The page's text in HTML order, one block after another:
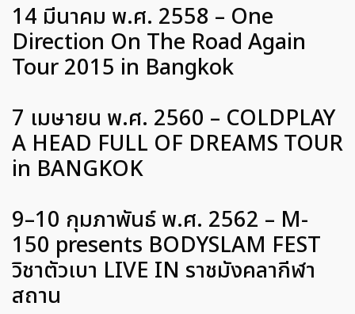
14 มีนาคม พ.ศ. 2558 – One
Direction On The Road Again
Tour 2015 in Bangkok
7 เมษายน พ.ศ. 2560 – COLDPLAY
A HEAD FULL OF DREAMS TOUR
in BANGKOK
9–10 กุมภาพันธ์ พ.ศ. 2562 – M-
150 presents BODYSLAM FEST
วิชาตัวเบา LIVE IN ราชมังคลากีฬา
สถาน